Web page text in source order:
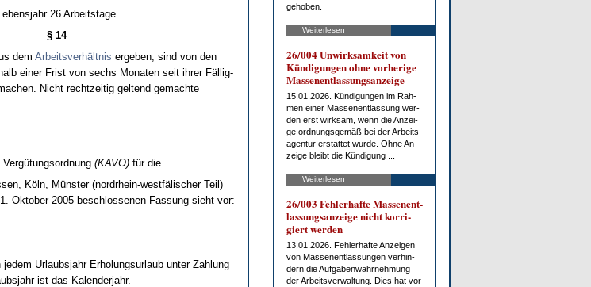
26 Ar­beits­ta­ge ...
§ 14
dem Ar­beits­verhält­nis er­ge­ben, sind von den
ei­ner Frist von sechs Mo­na­ten seit ih­rer Fällig­
Nicht recht­zei­tig gel­tend ge­mach­te
(KA­VO) für die
Köln, Müns­ter (nord­rhein-westfäli­scher Teil)
Ok­to­ber 2005 be­schlos­se­nen Fas­sung sieht vor:
Ur­laubs­jahr Er­ho­lungs­ur­laub un­ter Zah­lung
ist das Ka­len­der­jahr.
ge­ho­ben.
Weiterlesen
26/004 Un­wirk­sam­keit von
Kün­di­gun­gen oh­ne vor­he­ri­ge
Mas­sen­ent­las­sungs­an­zei­ge
15.01.2026. Kün­di­gun­gen im Rah­
men ei­ner Mas­sen­ent­las­sung wer­
den erst wirk­sam, wenn die An­zei­
ge ord­nungs­ge­mäß bei der Ar­beits­
agen­tur er­stat­tet wur­de. Oh­ne An­
zei­ge bleibt die Kün­di­gung ...
Weiterlesen
26/003 Feh­ler­haf­te Mas­sen­ent­
las­sungs­an­zei­ge nicht kor­ri­
giert wer­den
13.01.2026. Feh­ler­haf­te An­zei­gen
von Mas­sen­ent­las­sun­gen ver­hin­
dern die Auf­ga­ben­wahr­neh­mung
der Ar­beits­ver­wal­tung. Dies hat vor